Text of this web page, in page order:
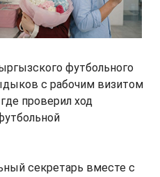
футбольного
с рабочим визитом
проверил ход
секретарь вместе с